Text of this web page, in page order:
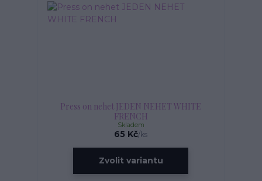
Press on nehet JEDEN NEHET WHITE
FRENCH
65 Kč/ks
Skladem
Zvolit variantu